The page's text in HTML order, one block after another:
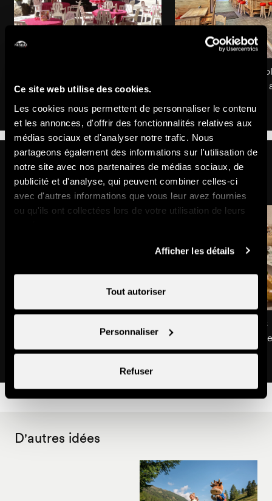
Ce site web utilise des cookies.
Les cookies nous permettent de personnaliser le contenu
et les annonces, d'offrir des fonctionnalités relatives aux
médias sociaux et d'analyser notre trafic. Nous
partageons également des informations sur l'utilisation de
notre site avec nos partenaires de médias sociaux, de
publicité et d'analyse, qui peuvent combiner celles-ci
avec d'autres informations que vous leur avez fournies
ou qu'ils ont collectées lors de votre utilisation de leurs
Afficher les détails
Tout autoriser
Personnaliser
Refuser
Le terroir dans votre assiette
Restaurant Chez
Un restaurant familial
A Planchouet
Une cuisine traditionnelle au
cœur de Planchouet
Restaurant Les Bisses
Une pause
des bisses
D'autres idées